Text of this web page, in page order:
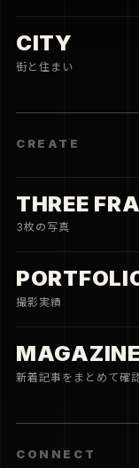
CITY
街と住まい
CREATE
THREE
3枚の写真
撮影実績
MAGAZINE
新着記事をまとめて確
CONNECT